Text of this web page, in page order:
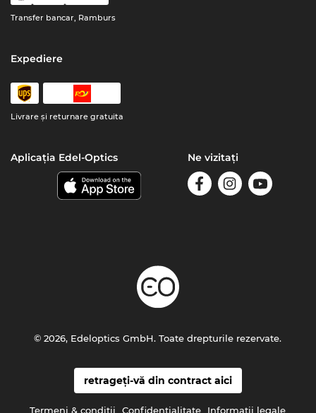
Transfer bancar, Ramburs
Expediere
Livrare şi returnare gratuita
Aplicația Edel-Optics Ne vizitați
retrageți-vă din contract aici
Termeni & condiţii Confidenţialitate Informaţii legale
© 2026, Edeloptics GmbH. Toate drepturile rezervate.